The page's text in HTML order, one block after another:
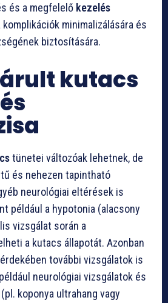
és a megfelelő kezelés
komplikációk minimalizálására és
biztosítására.
kutacs
tünetei változóak lehetnek, de
és nehezen tapintható
neurológiai eltérések is
például a hypotonia (alacsony
vizsgálat során a
a kutacs állapotát. Azonban
érdekében további vizsgálatok is
neurológiai vizsgálatok és
koponya ultrahang vagy